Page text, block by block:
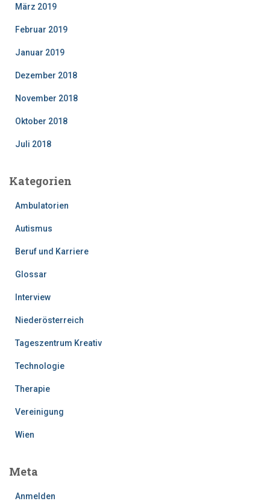
März 2019
Februar 2019
Januar 2019
Dezember 2018
November 2018
Oktober 2018
Juli 2018
Kategorien
Ambulatorien
Autismus
Beruf und Karriere
Glossar
Interview
Niederösterreich
Tageszentrum Kreativ
Technologie
Therapie
Vereinigung
Wien
Meta
Anmelden